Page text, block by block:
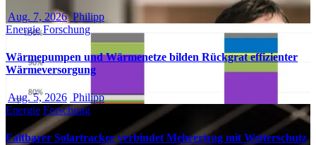
Aug. 7, 2026 Philipp
Energie Forschung
Wärmepumpen und Wärmenetze bilden Rückgrat effizienter
Wärmeversorgung
Aug. 5, 2026 Philipp
Energie Forschung
Faltbarer Solartracker verbindet Mehrertrag mit Wetterschutz